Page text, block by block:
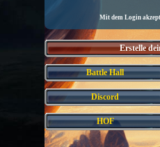
Mit dem Login
Erstelle
Battle Hall
Discord
HOF